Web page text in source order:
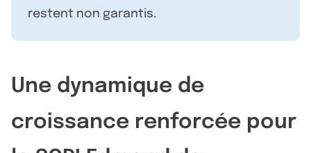
restent non garantis.
Une dynamique de
croissance renforcée pour